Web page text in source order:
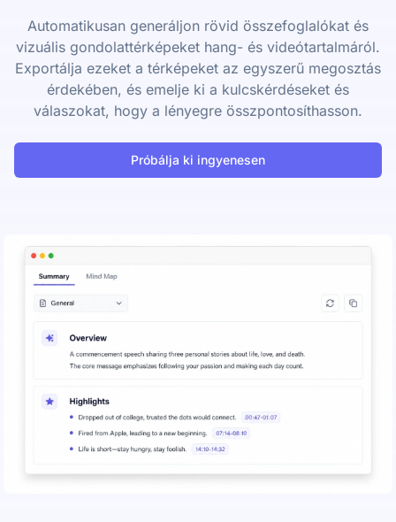
Automatikusan generáljon rövid összefoglalókat és
vizuális gondolattérképeket hang- és videótartalmáról.
Exportálja ezeket a térképeket az egyszerű megosztás
érdekében, és emelje ki a kulcskérdéseket és
válaszokat, hogy a lényegre összpontosíthasson.
Próbálja ki ingyenesen